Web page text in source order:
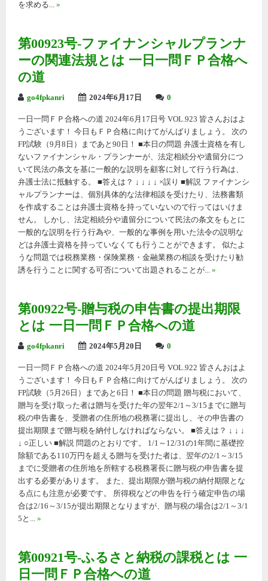
を求める... »
第00923号-ファイナンシャルプランナ
ーの関連法規とは 一日一問ＦＰ合格へ
の道
go4fpkanri 2024年6月17日 0
一日一問ＦＰ合格への道 2024年6月17日号 VOL.923 皆さんおはよ
うございます！ 今日もＦＰ合格に向けてがんばりましょう。 次の
FP試験（9月8日）まであと90日！ ■本日の問題 弁護士資格を有し
ないファイナンシャル・プランナーが、法定相続分や遺留分につ
いて民法の条文を基に一般的な説明を顧客に対して行う行為は、
弁護士法に抵触する。 ■答えは？ ↓ ↓ ↓ ↓ ×誤り ■解説 ファイナンシ
ャルプランナーは、個別具体的な法律相談を受けたり、法務書類
を作成することは弁護士資格を持っていないので行ってはいけま
せん。 しかし、法定相続分や遺留分について民法の条文をもとに
一般的な説明を行う行為や、一般的な事例を用いた法令の説明な
どは弁護士資格を持っていなくても行うことができます。 似たよ
うな問題では税務業務・保険業務・金融業務の相談を受けたり勧
誘を行うことに関する可否について出題されることが... »
第00922号-贈与税の申告書の提出期限
とは 一日一問ＦＰ合格への道
go4fpkanri 2024年5月20日 0
一日一問ＦＰ合格への道 2024年5月20日号 VOL.922 皆さんおはよ
うございます！ 今日もＦＰ合格に向けてがんばりましょう。 次の
FP試験（5月26日）まであと6日！ ■本日の問題 贈与税において、
贈与を受け取った者は贈与を受けた年の翌年2/1～3/15までに贈与
税の申告書を、受贈者の住所地の税務署に提出し、その申告書の
提出期限まで贈与税を納付しなければならない。 ■答えは？ ↓ ↓ ↓
↓ ○正しい ■解説 問題のとおりです。 1/1～12/31の1年間に基礎控
除額である110万円を超える贈与を受けた者は、翌年の2/1～3/15
までに受贈者の住所地を所轄する税務署長に贈与税の申告書を提
出する必要があります。 また、提出期限が贈与税の納付期限とな
る点にも注意が必要です。 所得税などの申告を行う確定申告の場
合は2/16～3/15が提出期限となりますが、贈与税の場合は2/1～3/1
5と... »
第00921号-ふるさと納税の課税とは 一
日一問ＦＰ合格への道